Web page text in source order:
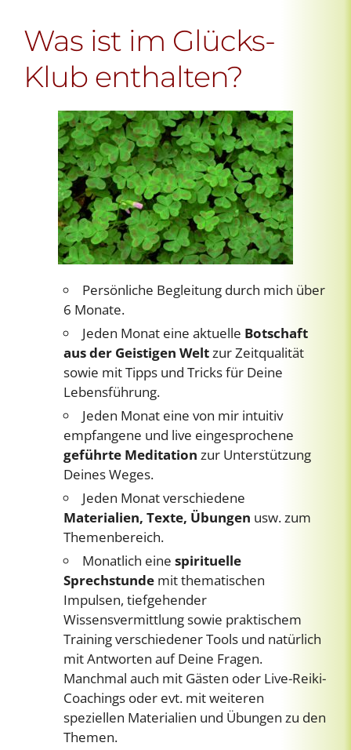
Was ist im Glücks-
Klub enthalten?
Persönliche Begleitung durch mich über
6 Monate.
Jeden Monat eine aktuelle Botschaft
aus der Geistigen Weltzur Zeitqualität
sowie mit Tipps und Tricks für Deine
Lebensführung.
Jeden Monat eine von mir intuitiv
empfangene und live eingesprochene
geführte Meditation zur Unterstützung
Deines Weges.
Jeden Monat verschiedene
Materialien, Texte, Übungen usw. zum
Themenbereich.
Monatlich eine spirituelle
Sprechstunde mit thematischen
Impulsen, tiefgehender
Wissensvermittlung sowie praktischem
Training verschiedener Tools und natürlich
mit Antworten auf Deine Fragen.
Manchmal auch mit Gästen oder Live-Reiki-
Coachings oder evt. mit weiteren
speziellen Materialien und Übungen zu den
Themen.